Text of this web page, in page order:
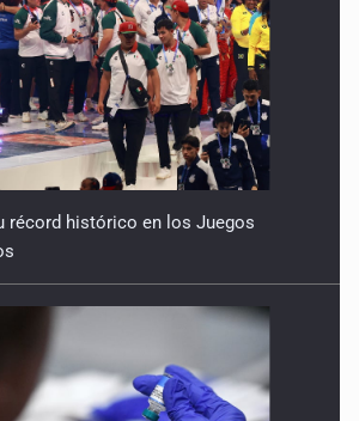
récord histórico en los Juegos